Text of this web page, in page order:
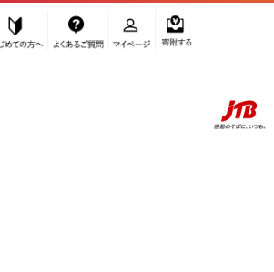
ふるぽ JTBのふるさと納税サイト